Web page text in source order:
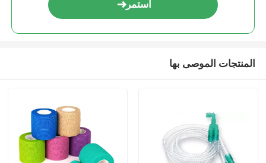
استمر
المنتجات الموصى بها